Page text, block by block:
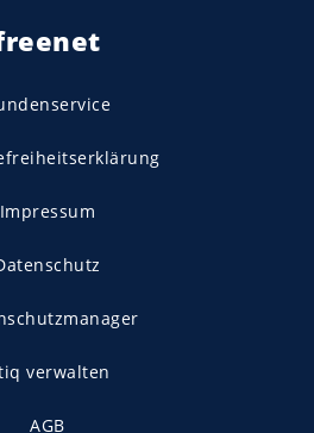
Impressum
verwalten
AGB